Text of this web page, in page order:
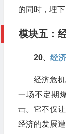
的同时，埋下
模块五：
20、 经
经济危
一场不定期
击。它不仅
经济的发展